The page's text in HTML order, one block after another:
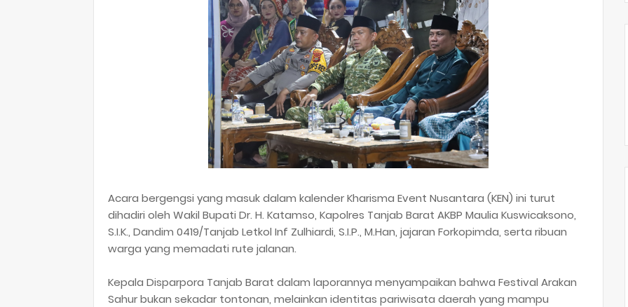
​Acara bergengsi yang masuk dalam kalender Kharisma Event Nusantara (KEN) ini turut
dihadiri oleh Wakil Bupati Dr. H. Katamso, Kapolres Tanjab Barat AKBP Maulia Kuswicaksono,
S.I.K., Dandim 0419/Tanjab Letkol Inf Zulhiardi, S.I.P., M.Han, jajaran Forkopimda, serta ribuan
warga yang memadati rute jalanan.
Kepala Disparpora Tanjab Barat dalam laporannya menyampaikan bahwa Festival Arakan
Sahur bukan sekadar tontonan, melainkan identitas pariwisata daerah yang mampu